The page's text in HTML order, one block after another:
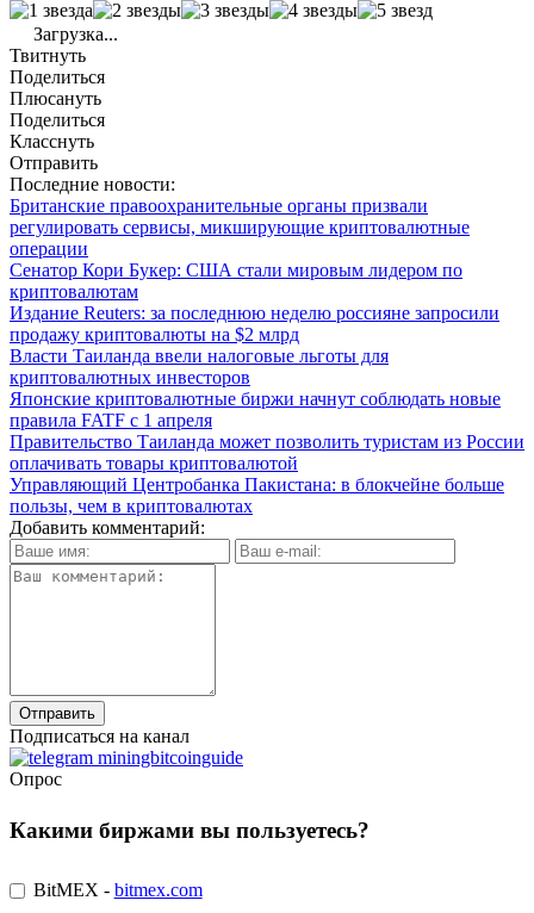
Загрузка...
Твитнуть
Поделиться
Плюсануть
Поделиться
Класснуть
Отправить
Последние новости:
Британские правоохранительные органы призвали
регулировать сервисы, микширующие криптовалютные
операции
Сенатор Кори Букер: США стали мировым лидером по
криптовалютам
Издание Reuters: за последнюю неделю россияне запросили
продажу криптовалюты на $2 млрд
Власти Таиланда ввели налоговые льготы для
криптовалютных инвесторов
Японские криптовалютные биржи начнут соблюдать новые
правила FATF с 1 апреля
Правительство Таиланда может позволить туристам из России
оплачивать товары криптовалютой
Управляющий Центробанка Пакистана: в блокчейне больше
пользы, чем в криптовалютах
Добавить комментарий:
Подписаться на канал
Опрос
Какими биржами вы пользуетесь?
BitMEX - bitmex.com